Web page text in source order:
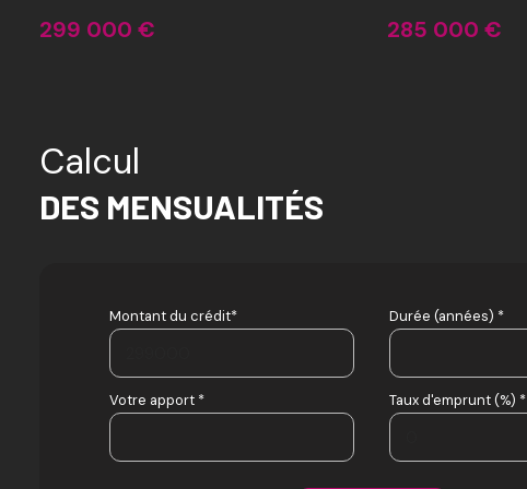
299 000 € 285 000 €
Calcul
DES MENSUALITÉS
Montant du crédit* Durée (années) *
Votre apport * Taux d'emprunt (%) *